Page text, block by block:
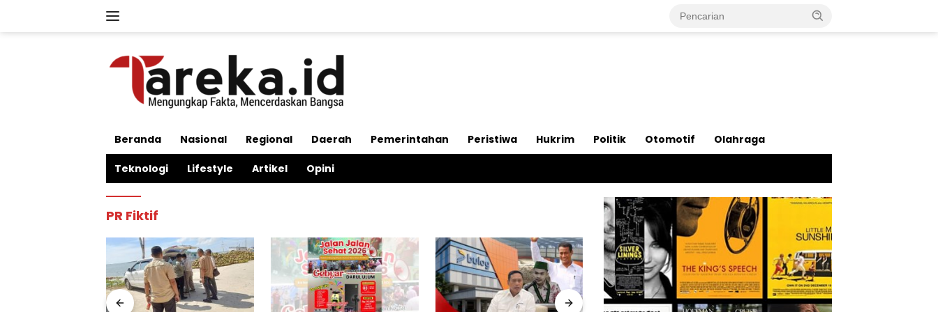
Beranda Nasional Regional Daerah Pemerintahan Peristiwa Hukrim Politik Otomotif Olahraga
Teknologi Lifestyle Artikel Opini
PR Fiktif